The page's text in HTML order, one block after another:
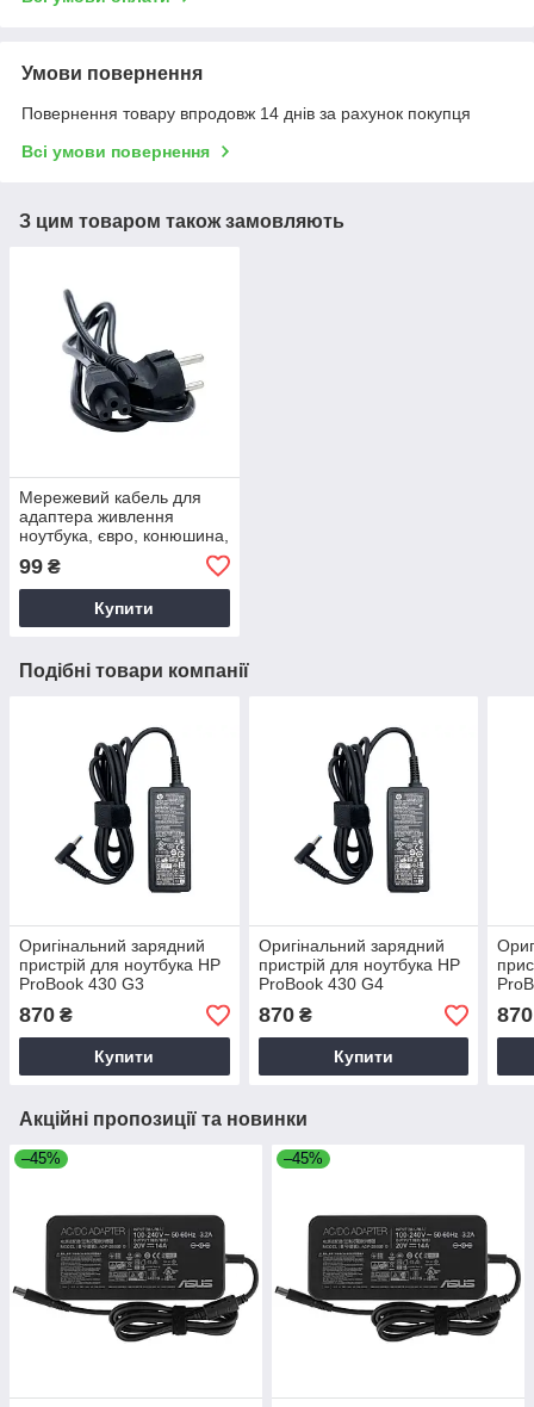
Умови повернення
Повернення товару впродовж 14 днів за рахунок покупця
Всі умови повернення
З цим товаром також замовляють
Мережевий кабель для
адаптера живлення
ноутбука, євро, конюшина,
99 ₴
Купити
Подібні товари компанії
Оригінальний зарядний
пристрій для ноутбука HP
ProBook 430 G3
870 ₴
Купити
Оригінальний зарядний
пристрій для ноутбука HP
ProBook 430 G4
870₴
Купити
870
Акційні пропозиції та новинки
–45% –45%